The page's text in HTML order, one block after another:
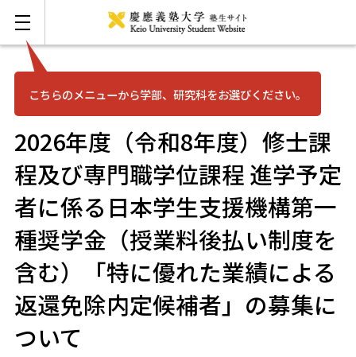
こちらのメニューから学部、研究科をお選びください。
お問い合わせ English
三田
日吉
湘南藤沢
矢上
信濃町
2026年度（令和8年度）修士課
程及び専門職学位課程 進学予定
者に係る日本学生支援機構第一
種奨学金（授業料後払い制度を
含む）「特に優れた業績による
返還免除内定候補者」の募集に
ついて